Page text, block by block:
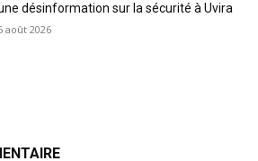
désinformation sur la sécurité à Uvira
août 2026